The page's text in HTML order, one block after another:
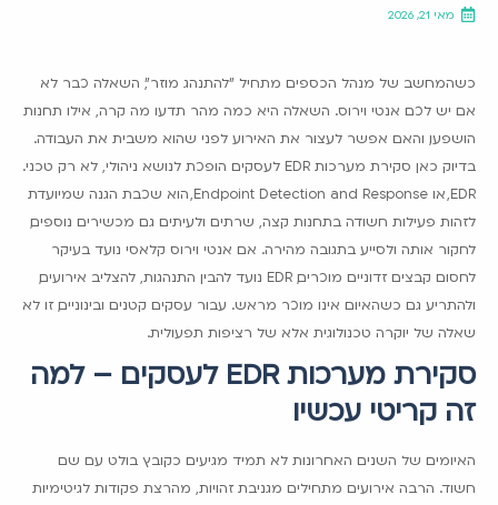
מאי 21, 2026
כשהמחשב של מנהל הכספים מתחיל "להתנהג מוזר", השאלה כבר לא
אם יש לכם אנטי וירוס. השאלה היא כמה מהר תדעו מה קרה, אילו תחנות
הושפעו, והאם אפשר לעצור את האירוע לפני שהוא משבית את העבודה.
בדיוק כאן סקירת מערכות EDR לעסקים הופכת לנושא ניהולי, לא רק טכני.
EDR, או Endpoint Detection and Response, הוא שכבת הגנה שמיועדת
לזהות פעילות חשודה בתחנות קצה, שרתים ולעיתים גם מכשירים נוספים,
לחקור אותה ולסייע בתגובה מהירה. אם אנטי וירוס קלאסי נועד בעיקר
לחסום קבצים זדוניים מוכרים, EDR נועד להבין התנהגות, להצליב אירועים,
ולהתריע גם כשהאיום אינו מוכר מראש. עבור עסקים קטנים ובינוניים, זו לא
שאלה של יוקרה טכנולוגית אלא של רציפות תפעולית.
סקירת מערכות EDR לעסקים – למה
זה קריטי עכשיו
האיומים של השנים האחרונות לא תמיד מגיעים כקובץ בולט עם שם
חשוד. הרבה אירועים מתחילים מגניבת זהויות, מהרצת פקודות לגיטימיות